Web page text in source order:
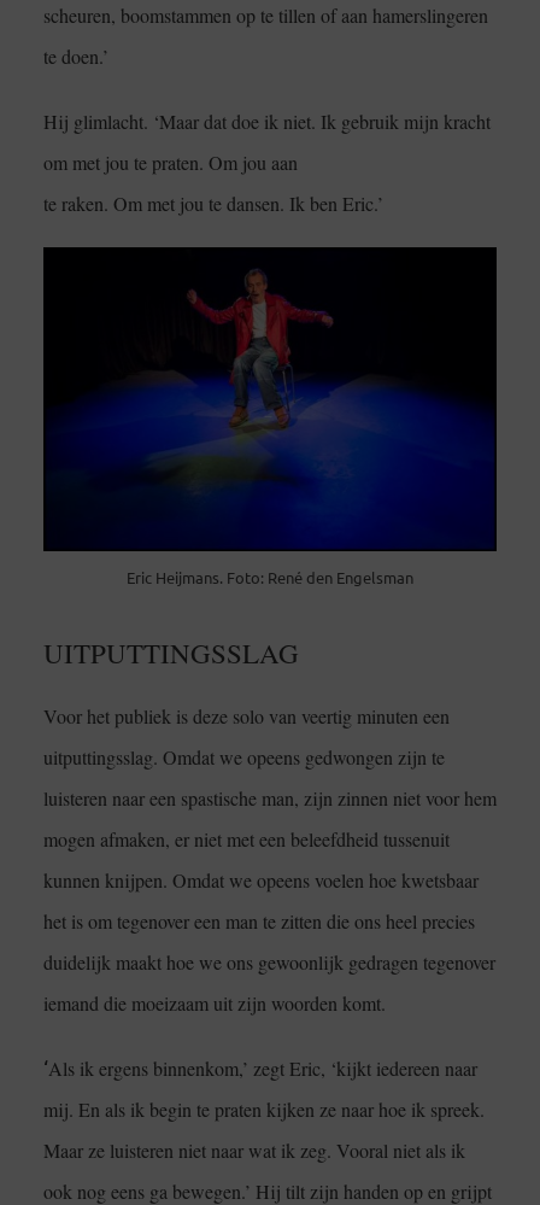
scheuren, boomstammen op te tillen of aan hamerslingeren
te doen.’
Hij glimlacht. ‘Maar dat doe ik niet. Ik gebruik mijn kracht
om met jou te praten. Om jou aan
te raken. Om met jou te dansen. Ik ben Eric.’
Eric Heijmans. Foto: René den Engelsman
UITPUTTINGSSLAG
Voor het publiek is deze solo van veertig minuten een
uitputtingsslag. Omdat we opeens gedwongen zijn te
luisteren naar een spastische man, zijn zinnen niet voor hem
mogen afmaken, er niet met een beleefdheid tussenuit
kunnen knijpen. Omdat we opeens voelen hoe kwetsbaar
het is om tegenover een man te zitten die ons heel precies
duidelijk maakt hoe we ons gewoonlijk gedragen tegenover
iemand die moeizaam uit zijn woorden komt.
‘Als ik ergens binnenkom,’ zegt Eric, ‘kijkt iedereen naar
mij. En als ik begin te praten kijken ze naar hoe ik spreek.
Maar ze luisteren niet naar wat ik zeg. Vooral niet als ik
ook nog eens ga bewegen.’ Hij tilt zijn handen op en grijpt